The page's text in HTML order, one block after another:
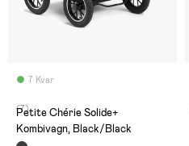
7 Kvar
(7)
Petite Chérie Solide+
Kombivagn, Black/Black